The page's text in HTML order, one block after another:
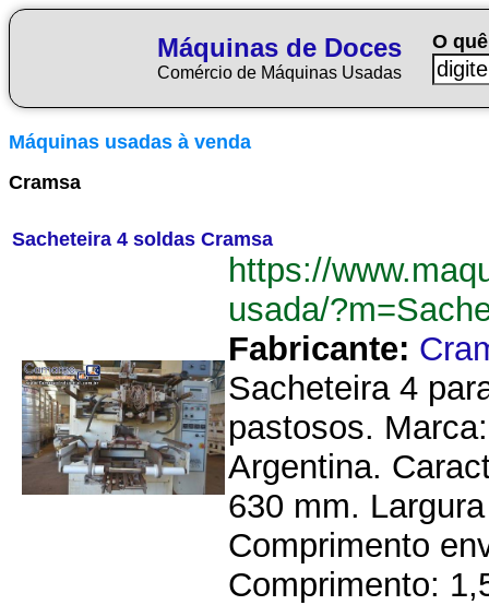
Máquinas de Doces
Comércio de Máquinas Usadas
O
Máquinas usadas à venda
Cramsa
Sacheteira 4 soldas Cramsa
https://
usada/
Fabricante:
Sacheteira 4
pastosos.
Argentina.
630 mm.
Comprimento
Comprimento: